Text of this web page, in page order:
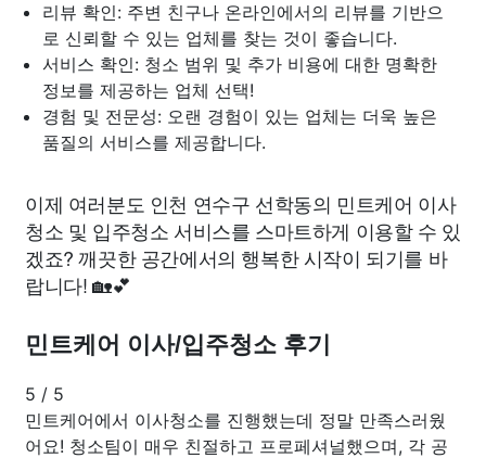
리뷰 확인: 주변 친구나 온라인에서의 리뷰를 기반으
로 신뢰할 수 있는 업체를 찾는 것이 좋습니다.
서비스 확인: 청소 범위 및 추가 비용에 대한 명확한
정보를 제공하는 업체 선택!
경험 및 전문성: 오랜 경험이 있는 업체는 더욱 높은
품질의 서비스를 제공합니다.
이제 여러분도 인천 연수구 선학동의 민트케어 이사
청소 및 입주청소 서비스를 스마트하게 이용할 수 있
겠죠? 깨끗한 공간에서의 행복한 시작이 되기를 바
랍니다! 🏡💕
민트케어 이사/입주청소 후기
5 / 5
민트케어에서 이사청소를 진행했는데 정말 만족스러웠
어요! 청소팀이 매우 친절하고 프로페셔널했으며, 각 공